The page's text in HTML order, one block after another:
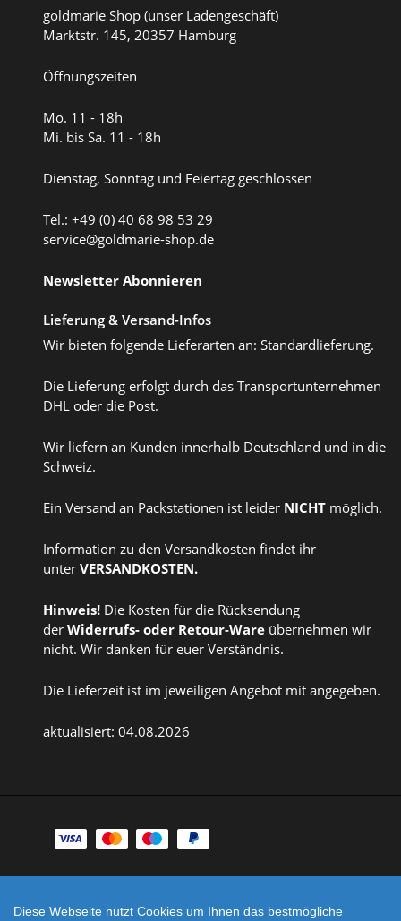
goldmarie Shop (unser Ladengeschäft)
Marktstr. 145, 20357 Hamburg
Öffnungszeiten
Mo. 11 - 18h
Mi. bis Sa. 11 - 18h
Dienstag, Sonntag und Feiertag geschlossen
Tel.: +49 (0) 40 68 98 53 29
service@goldmarie-shop.de
Newsletter Abonnieren
Lieferung & Versand-Infos
Wir bieten folgende Lieferarten an: Standardlieferung.
Die Lieferung erfolgt durch das Transportunternehmen
DHL oder die Post.
Wir liefern an Kunden innerhalb Deutschland und in die
Schweiz.
Ein Versand an Packstationen ist leider NICHT möglich.
Information zu den Versandkosten findet ihr
unter VERSANDKOSTEN.
Hinweis! Die Kosten für die Rücksendung
der Widerrufs- oder Retour-Ware übernehmen wir
nicht. Wir danken für euer Verständnis.
Die Lieferzeit ist im jeweiligen Angebot mit angegeben.
aktualisiert: 04.08.2026
Zahlungsarten
Shop erstellt mit Besuche uns auch auf lieber-
Diese Webseite nutzt Cookies um Ihnen das bestmögliche